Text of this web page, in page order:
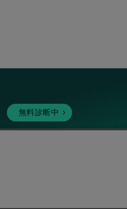
無料診断中